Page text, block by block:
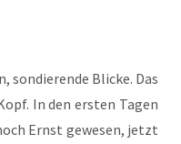
son­die­ren­de Bli­cke. Das
In den ers­ten Tagen
Ernst gewe­sen, jetzt